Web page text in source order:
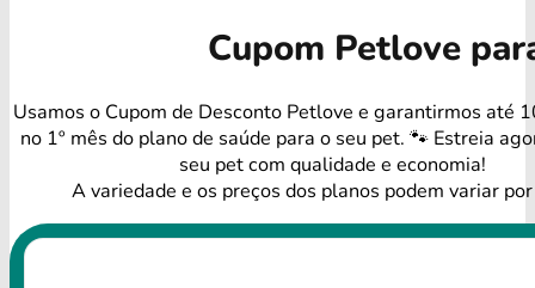
Cupom Petlove
Usamos o Cupom de Desconto Petlove e garantirmos até
no 1º mês do plano de saúde para o seu pet. 🐾 Estreia
seu pet com qualidade e economia!
A variedade e os preços dos planos podem variar